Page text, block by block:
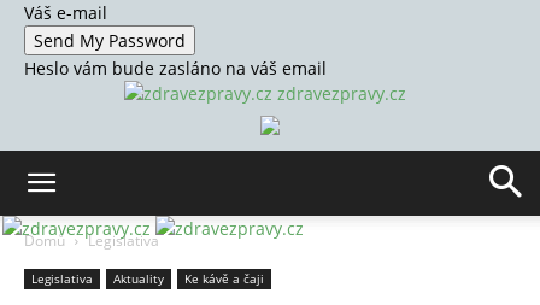
Váš e-mail
Heslo vám bude zasláno na váš email
zdravezpravy.cz
Domů Legislativa
Legislativa Aktuality Ke kávě a čaji